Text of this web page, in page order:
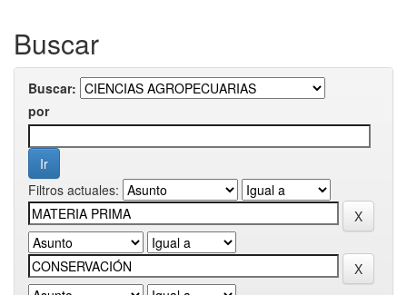
Buscar
Buscar:
por
Filtros actuales: